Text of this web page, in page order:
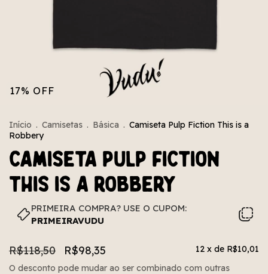
17% OFF
Início . Camisetas . Básica . Camiseta Pulp Fiction This is a
Robbery
Camiseta Pulp Fiction
This is a Robbery
PRIMEIRA COMPRA? USE O CUPOM:
PRIMEIRAVUDU
R$118,50 R$98,35 12 x de R$10,01
O desconto pode mudar ao ser combinado com outras